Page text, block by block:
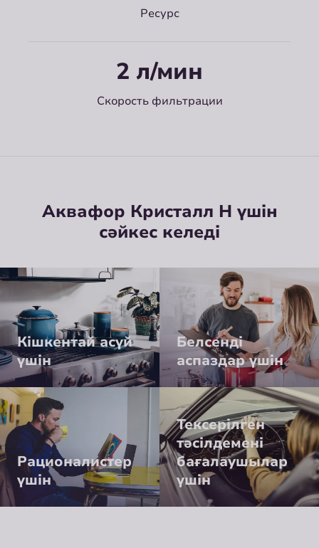
Ресурс
2 л/мин
Скорость фильтрации
Аквафор Кристалл Н үшін
сәйкес келеді
Кішкентай асүй
үшін
Белсенді
аспаздар үшін
Рационалистер
үшін
Тексерілген
тәсілдемені
бағалаушылар
үшін